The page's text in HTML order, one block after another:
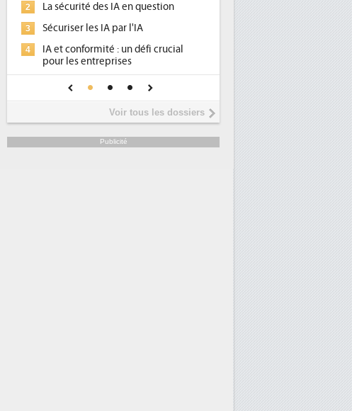
La sécurité des IA en question
Sécuriser les IA par l'IA
IA et conformité : un défi crucial
pour les entreprises
Une IA de confiance pour une IA
Phocea DC dans les cordes
Interview de Fabrice Coquio,
président de Digital Realty...
6
Trimestriels IBM : L'activité
soutient les...
Voir tous les dossiers
Publicité